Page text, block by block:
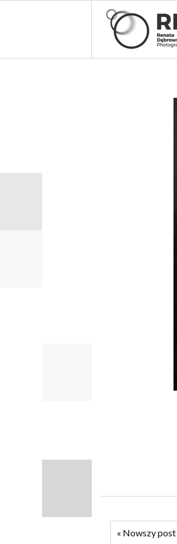
« Nowszy post